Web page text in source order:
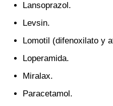
Lansoprazol.
Levsin.
Lomotil (difenoxilato y
Loperamida.
Miralax.
Paracetamol.